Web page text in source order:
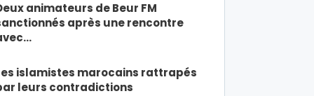
animateurs de Beur FM
après une rencontre
islamistes marocains rattrapés
leurs contradictions